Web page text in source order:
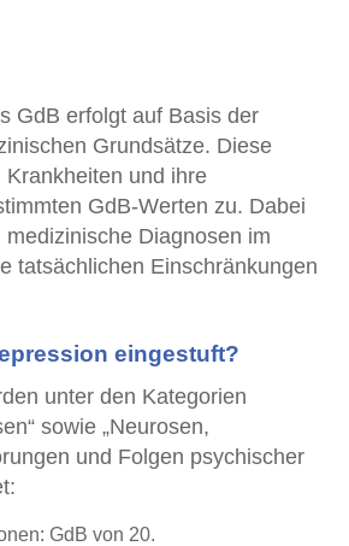
GdB erfolgt auf Basis der
Grundsätze. Diese
und ihre
GdB-Werten zu. Dabei
Diagnosen im
tatsächlichen Einschränkungen
eingestuft?
unter den Kategorien
sowie „Neurosen,
und Folgen psychischer
GdB von 20.